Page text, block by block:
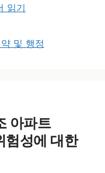
읽기
약 및 행정
아파트
험성에 대한